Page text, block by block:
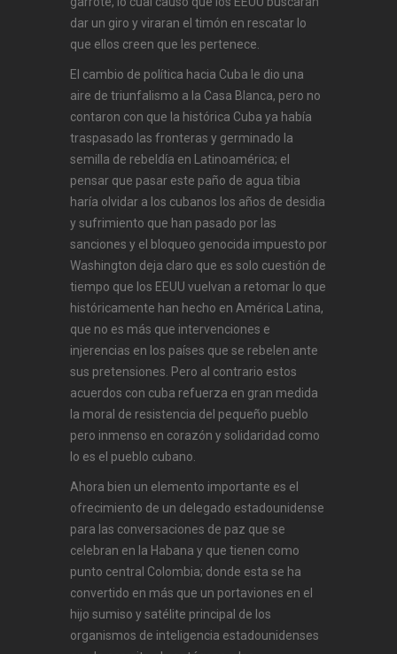
dar un giro y viraran el timón en rescatar lo
que ellos creen que les pertenece.
El cambio de política hacia Cuba le dio una
aire de triunfalismo a la Casa Blanca, pero no
contaron con que la histórica Cuba ya había
traspasado las fronteras y germinado la
semilla de rebeldía en Latinoamérica; el
pensar que pasar este paño de agua tibia
haría olvidar a los cubanos los años de desidia
y sufrimiento que han pasado por las
sanciones y el bloqueo genocida impuesto por
Washington deja claro que es solo cuestión de
tiempo que los EEUU vuelvan a retomar lo que
históricamente han hecho en América Latina,
que no es más que intervenciones e
injerencias en los países que se rebelen ante
sus pretensiones. Pero al contrario estos
acuerdos con cuba refuerza en gran medida
la moral de resistencia del pequeño pueblo
pero inmenso en corazón y solidaridad como
lo es el pueblo cubano.
Ahora bien un elemento importante es el
ofrecimiento de un delegado estadounidense
para las conversaciones de paz que se
celebran en la Habana y que tienen como
punto central Colombia; donde esta se ha
convertido en más que un portaviones en el
hijo sumiso y satélite principal de los
organismos de inteligencia estadounidenses